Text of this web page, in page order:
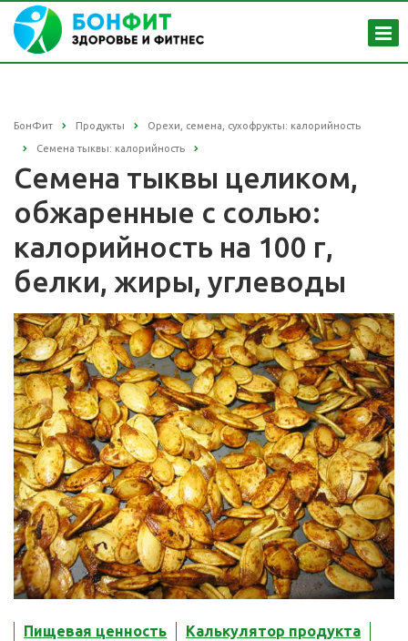
БонФит Продукты Орехи, семена, сухофрукты: калорийность
Семена тыквы: калорийность
Семена тыквы целиком,
обжаренные с солью:
калорийность на 100 г,
белки, жиры, углеводы
Пищевая ценность Калькулятор продукта